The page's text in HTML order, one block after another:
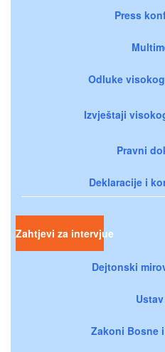
Press
Odluke
Izvještaji
Pravni
Deklaracije i
Zahtjevi za intervjue
Dejtonski
Zakoni Bosne